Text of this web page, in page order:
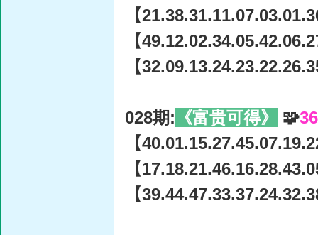
【
【
【
028期: 《富贵可得》 🧩
【
【
【